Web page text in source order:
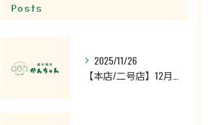
Posts
2025/11/26